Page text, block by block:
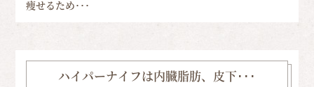
痩せるため･･･
ハイパーナイフは内臓脂肪、皮下･･･